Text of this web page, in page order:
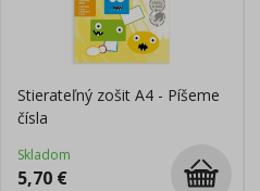
Stierateľný zošit A4 - Píšeme
čísla
Skladom
5,70 €